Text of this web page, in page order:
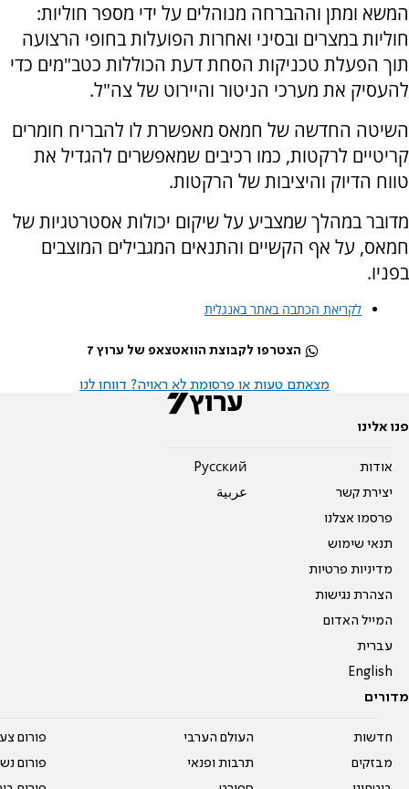
המשא ומתן וההברחה מנוהלים על ידי מספר חוליות:
חוליות במצרים ובסיני ואחרות הפועלות בחופי הרצועה
תוך הפעלת טכניקות הסחת דעת הכוללות כטב"מים כדי
להעסיק את מערכי הניטור והיירוט של צה"ל.
השיטה החדשה של חמאס מאפשרת לו להבריח חומרים
קריטיים לרקטות, כמו רכיבים שמאפשרים להגדיל את
טווח הדיוק והיציבות של הרקטות.
מדובר במהלך שמצביע על שיקום יכולות אסטרטגיות של
חמאס, על אף הקשיים והתנאים המגבילים המוצבים
בפניו.
לקריאת הכתבה באתר באנגלית
הצטרפו לקבוצת הוואטצאפ של ערוץ 7
מצאתם טעות או פרסומת לא ראויה? דווחו לנו
פנו אלינו
אודות
יצירת קשר
פרסמו אצלנו
תנאי שימוש
מדיניות פרטיות
הצהרת נגישות
המייל האדום
עברית
English
Pусский
عربية
מדורים
חדשות
מבזקים
העולם הערבי
תרבות ופנאי
פורום
פורום